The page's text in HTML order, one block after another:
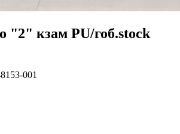
"2" кзам PU/гоб.stock
001